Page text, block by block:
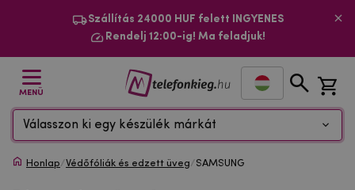
Szállítás 24000 HUF felett INGYENES
Rendelj 12:00-ig! Ma feladjuk!
MENÜ
Válasszon ki egy készülék márkát
Honlap/Védőfóliák és edzett üveg/SAMSUNG